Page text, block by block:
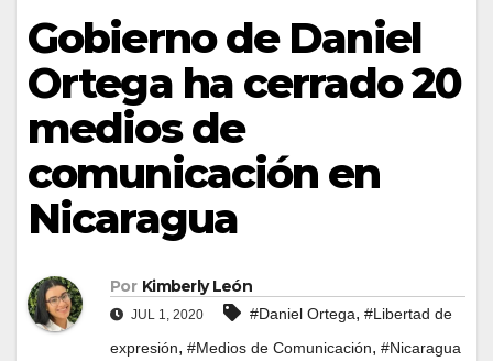
Gobierno de Daniel
Ortega ha cerrado 20
medios de
comunicación en
Nicaragua
Por Kimberly León
JUL 1, 2020 #Daniel Ortega, #Libertad de
expresión, #Medios de Comunicación, #Nicaragua